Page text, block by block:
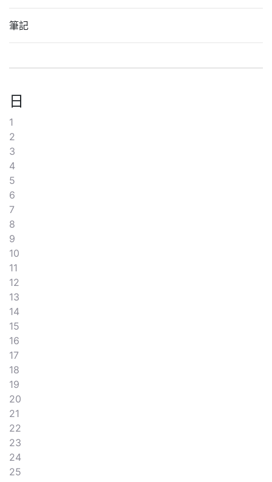
筆記
日
1
2
3
4
5
6
7
8
9
10
11
12
13
14
15
16
17
18
19
20
21
22
23
24
25